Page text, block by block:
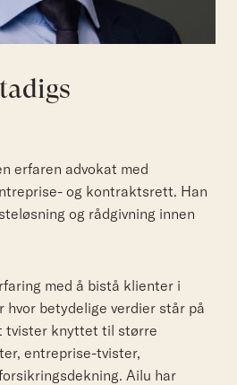
erfaren advokat med
og kontraktsrett. Han
og rådgivning innen
med å bistå klienter i
hvor betydelige verdier står på
tvister knyttet til større
entreprise-tvister,
Ailu har